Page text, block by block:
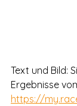
Text und Bild:
Ergebnisse
https://